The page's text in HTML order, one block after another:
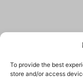
To provide the best
store and/or access